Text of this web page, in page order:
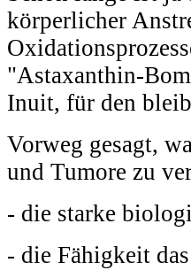
körperlicher
"Astaxanthin-
Inuit, für den
Vorweg gesagt,
und Tumore zu
- die starke
- die Fähigkeit